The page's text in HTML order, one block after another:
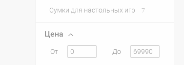
Сумки для настольных игр 7
Цена
От До